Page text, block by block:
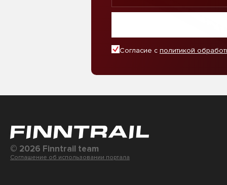
Согласие с политикой
© 2026 Finntrail team
Соглашение об использовании портала